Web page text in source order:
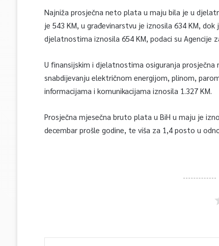
Najniža prosječna neto plata u maju bila je u
je 543 KM, u građevinarstvu je iznosila 634 KM,
djelatnostima iznosila 654 KM, podaci su Agencije
U finansijskim i djelatnostima osiguranja
snabdijevanju električnom energijom, plinom,
informacijama i komunikacijama iznosila 1.327 KM.
Prosječna mjesečna bruto plata u BiH u maju je
decembar prošle godine, te viša za 1,4 posto u